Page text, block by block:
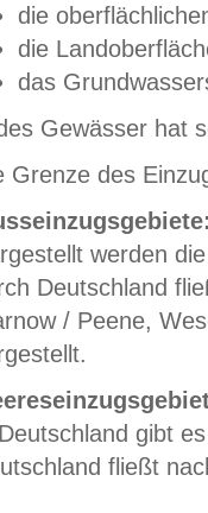
die
die
das
Gewässer hat
Grenze des
werden
Deutschland
/ Peene,
gibt
fließt